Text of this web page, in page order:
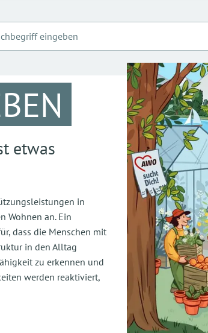
etwas
in
Wohnen an. Ein
dass die Menschen mit
in den Alltag
zu erkennen und
werden reaktiviert,